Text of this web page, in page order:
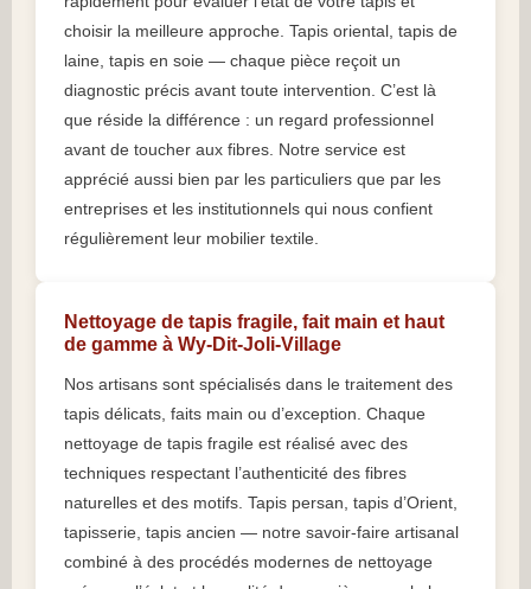
choisir la meilleure approche. Tapis oriental, tapis de
laine, tapis en soie — chaque pièce reçoit un
diagnostic précis avant toute intervention. C’est là
que réside la différence : un regard professionnel
avant de toucher aux fibres. Notre service est
apprécié aussi bien par les particuliers que par les
entreprises et les institutionnels qui nous confient
régulièrement leur mobilier textile.
Nettoyage de tapis fragile, fait main et haut
de gamme à Wy-Dit-Joli-Village
Nos artisans sont spécialisés dans le traitement des
tapis délicats, faits main ou d’exception. Chaque
nettoyage de tapis fragile est réalisé avec des
techniques respectant l’authenticité des fibres
naturelles et des motifs. Tapis persan, tapis d’Orient,
tapisserie, tapis ancien — notre savoir-faire artisanal
combiné à des procédés modernes de nettoyage